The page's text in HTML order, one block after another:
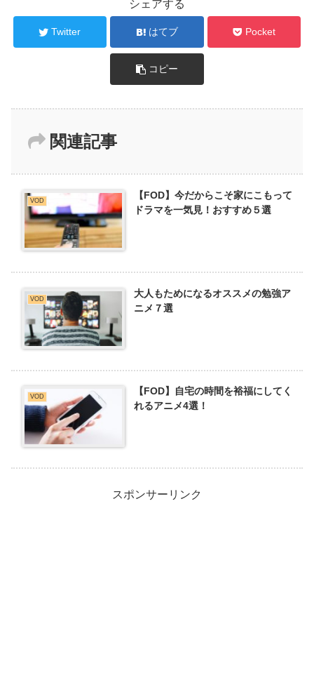
シェアする
Twitter はてブ Pocket
コピー
関連記事
VOD
【FOD】今だからこそ家にこもって
ドラマを一気見！おすすめ５選
VOD
大人もためになるオススメの勉強ア
ニメ７選
VOD
【FOD】自宅の時間を裕福にしてく
れるアニメ4選！
スポンサーリンク